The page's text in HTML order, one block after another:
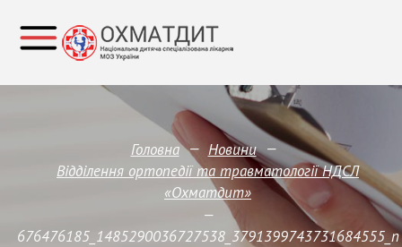
Головна — Новини —
Відділення ортопедії та травматології НДСЛ
«Охматдит»
—
676476185_1485290036727538_3791399743731684555_n